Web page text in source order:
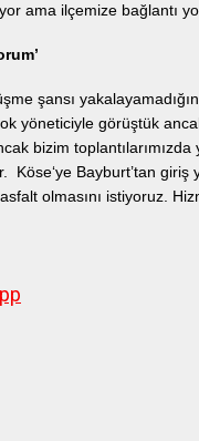
ama ilçemize bağlantı
şansı
yöneticiyle görüştük
bizim
Köse‘ye Bayburt’tan
olmasını istiyoruz.